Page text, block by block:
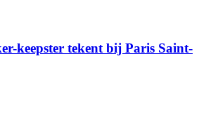
keepster tekent bij Paris Saint-